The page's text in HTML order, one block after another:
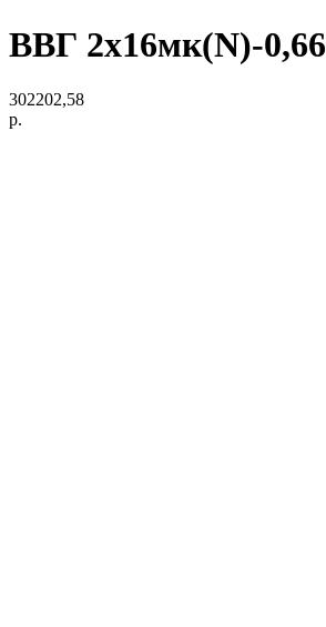
ВВГ 2х16мк(N)-0,66
302202,58
р.